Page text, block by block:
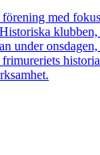
med
under onsdagen,